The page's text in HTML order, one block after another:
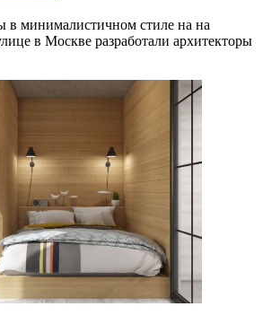
в минималистичном стиле на на
в Москве разработали архитекторы